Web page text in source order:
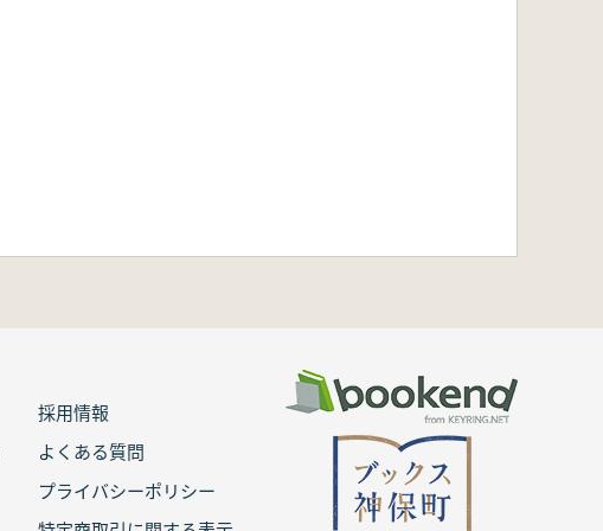
採用情報
よくある質問
プライバシーポリシー